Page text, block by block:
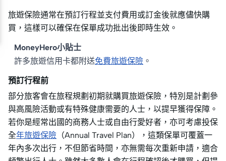
旅遊保險通常在預訂行程並支付費用或訂金後就應儘快購
買，這樣可以確保在保單成功批出後即時生效。
MoneyHero小貼士
許多旅遊信用卡都附送免費旅遊保險 。
預訂行程前
部分旅客會在旅程規劃初期就購買旅遊保險，特別是計劃參
與高風險活動或有特殊健康需要的人士，以提早獲得保障。
若你是經常出國的商務人士或自由行愛好者，亦可考慮投保
全年旅遊保險 （Annual Travel Plan），這類保單可覆蓋一
年內多次出行，不但節省時間，亦無需每次重新申請，適合